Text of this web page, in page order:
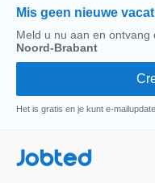
Mis geen nieuwe
Meld u nu aan en ontvang
Noord-Brabant
Het is gratis en je kunt e-
Jobted